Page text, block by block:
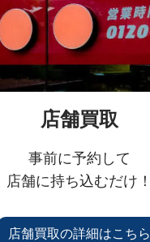
店舗買取
事前に予約して
店舗に持ち込むだけ！
店舗買取の詳細はこちら